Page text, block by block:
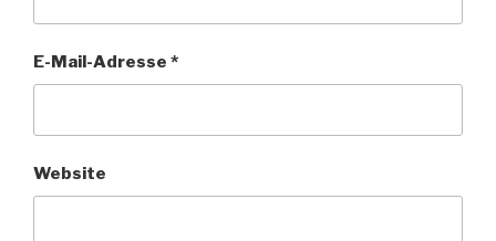
E-Mail-Adresse *
Website